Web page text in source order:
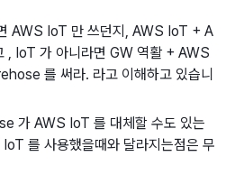
AWS IoT 만 쓰던지, AWS IoT + A
, IoT 가 아니라면 GW 역활 + AWS
를 써라. 라고 이해하고 있습니
가 AWS IoT 를 대체할 수도 있는
를 사용했을때와 달라지는점은 무